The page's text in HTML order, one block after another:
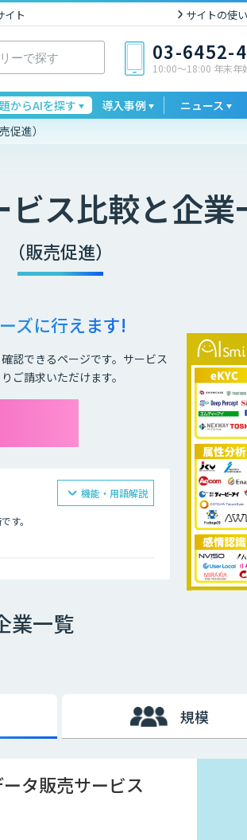
イト サイトの使
03-6452-
10:00〜18:00 年末年
からAIを探す 導入事例 ニュース
促進）
ビス比較と企業
（販売促進）
ズに行えます!
認できるページです。サービス
ご請求いただけます。
す。
機能・用語解説
業一覧
規模
タ販売サービス